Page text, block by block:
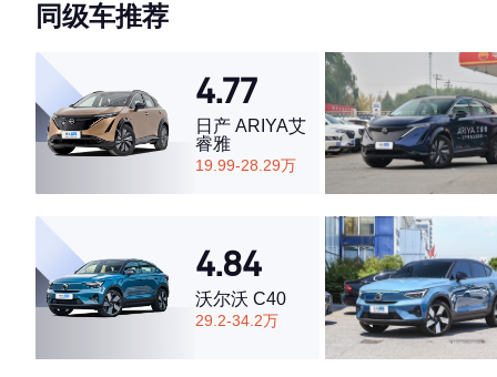
·外观表现较为优秀，优于53%同级车
·空间表现一般，低于83%同级车
同级车推荐
4.77
日产 ARIYA艾
睿雅
19.99-28.29万
4.84
沃尔沃 C40
29.2-34.2万